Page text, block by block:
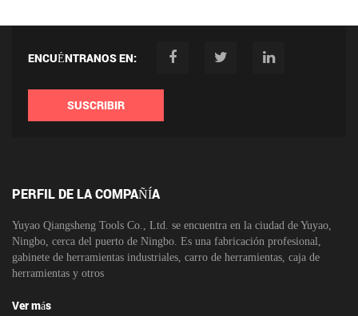
ENCUÉNTRANOS EN:
SUSCRIBIR
PERFIL DE LA COMPAÑÍA
Yuyao Qiangsheng Tools Co., Ltd. se encuentra en la ciudad de Yuyao,
Ningbo, cerca del puerto de Ningbo. Es una fabricación profesional,
gabinete de herramientas industriales, carro de herramientas, caja de
herramientas y otros
Ver más